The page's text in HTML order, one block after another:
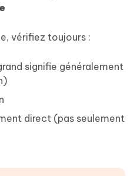
vérifiez toujours :
signifie généralement
direct (pas seulement